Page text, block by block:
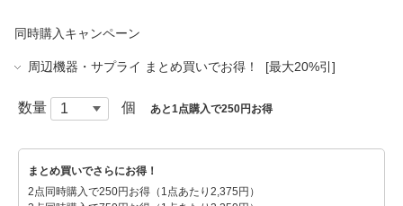
同時購入キャンペーン
周辺機器・サプライ まとめ買いでお得！ [最大20%引]
数量 個 あと1点購入で250円お得
まとめ買いでさらにお得！
2点同時購入で250円お得（1点あたり2,375円）